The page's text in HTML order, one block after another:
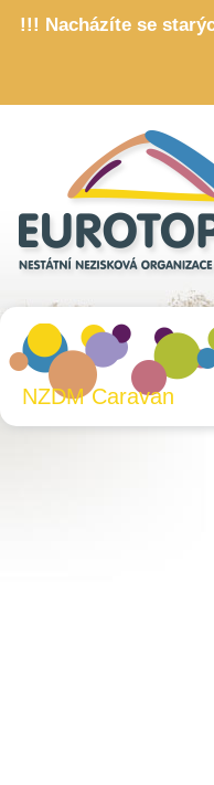
!!! Nacházíte se
NZDM Caravan